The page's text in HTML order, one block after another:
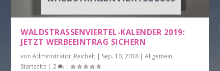
WALDSTRASSENVIERTEL-KALENDER 2019: J
ETZT WERBEEINTRAG SICHERN
vonAdministrator_Reichelt | Sep. 10, 2018 |Allgemein,
Startseite |2 |